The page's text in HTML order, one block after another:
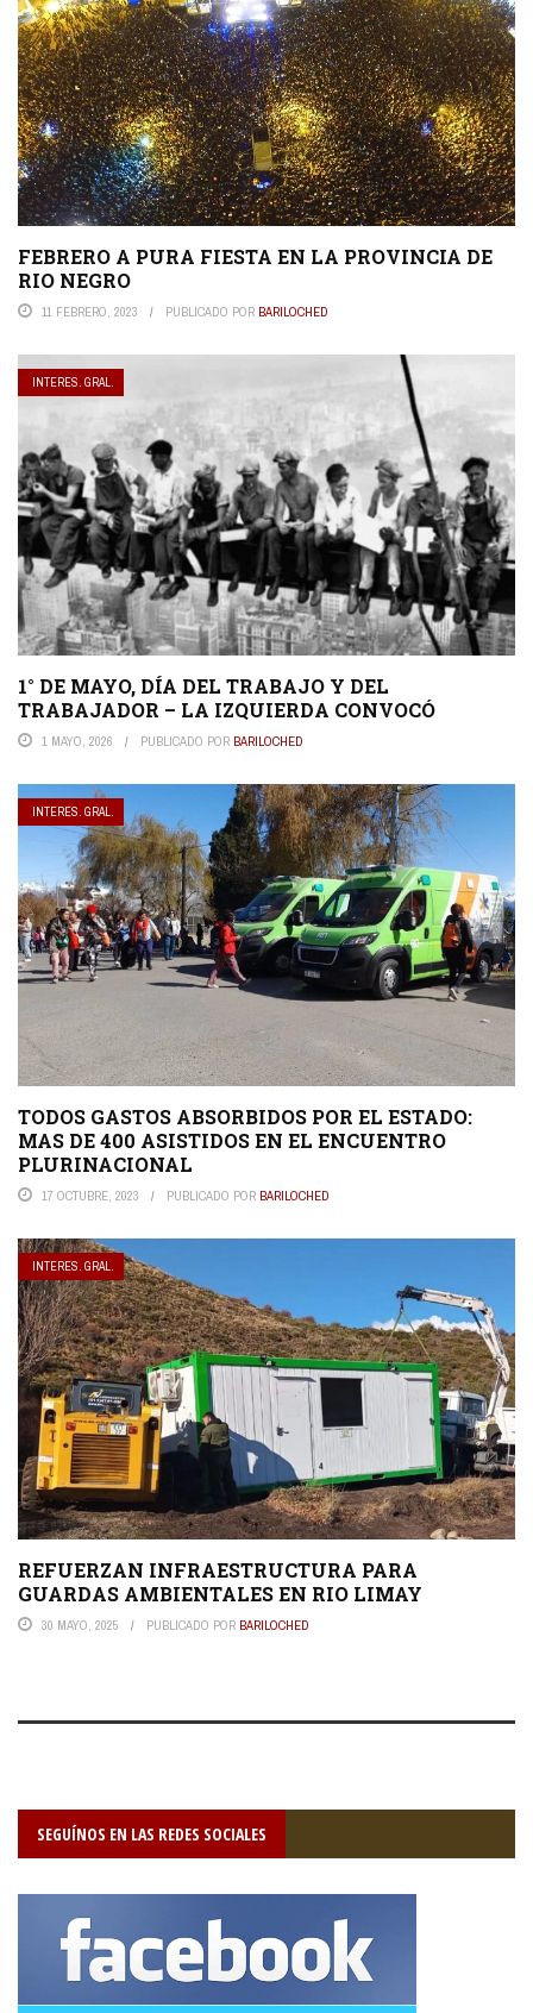
FEBRERO A PURA FIESTA EN LA PROVINCIA DE
RIO NEGRO
11 FEBRERO, 2023 PUBLICADO POR BARILOCHED
INTERES. GRAL.
1° DE MAYO, DÍA DEL TRABAJO Y DEL
TRABAJADOR – LA IZQUIERDA CONVOCÓ
1 MAYO, 2026 PUBLICADO POR BARILOCHED
INTERES. GRAL.
TODOS GASTOS ABSORBIDOS POR EL ESTADO:
MAS DE 400 ASISTIDOS EN EL ENCUENTRO
PLURINACIONAL
17 OCTUBRE, 2023 PUBLICADO POR BARILOCHED
INTERES. GRAL.
REFUERZAN INFRAESTRUCTURA PARA
GUARDAS AMBIENTALES EN RIO LIMAY
30 MAYO, 2025 PUBLICADO POR BARILOCHED
SEGUÍNOS EN LAS REDES SOCIALES